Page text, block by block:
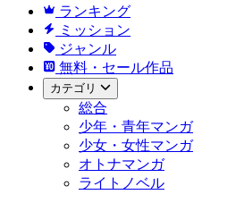
ランキング
ミッション
ジャンル
無料・セール作品
カテゴリ
総合
少年・青年マンガ
少女・女性マンガ
オトナマンガ
ライトノベル